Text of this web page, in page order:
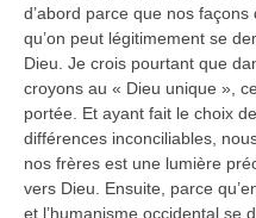
d’abord parce que nos
qu’on peut légitimement se
Dieu. Je crois pourtant que
croyons au « Dieu unique »,
portée. Et ayant fait le choix
différences inconciliables,
nos frères est une lumière
vers Dieu. Ensuite, parce
et l’humanisme occidental se